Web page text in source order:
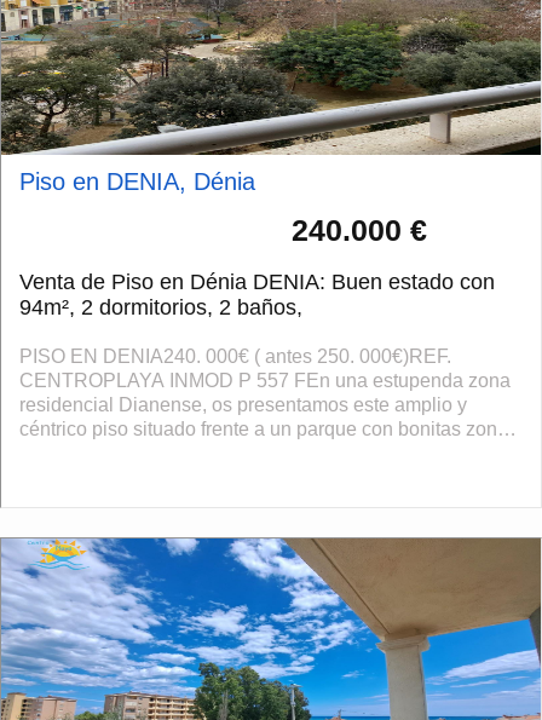
Piso en DENIA, Dénia
240.000 €
Venta de Piso en Dénia DENIA: Buen estado con
94m², 2 dormitorios, 2 baños,
PISO EN DENIA240. 000€ ( antes 250. 000€)REF.
CENTROPLAYA INMOD P 557 FEn una estupenda zona
residencial Dianense, os presentamos este amplio y
céntrico piso situado frente a un parque con bonitas zonas